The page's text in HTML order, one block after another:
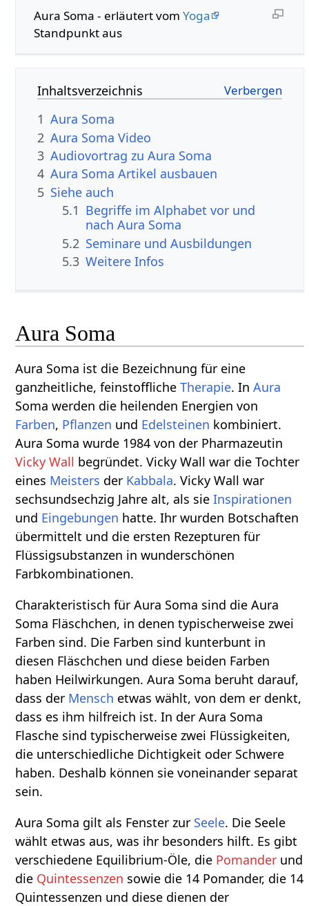
Aura Soma - erläutert vom Yoga
Standpunkt aus
Inhaltsverzeichnis
1 Aura Soma
2 Aura Soma Video
3 Audiovortrag zu Aura Soma
4 Aura Soma Artikel ausbauen
5 Siehe auch
5.1 Begriffe im Alphabet vor und
nach Aura Soma
5.2 Seminare und Ausbildungen
5.3 Weitere Infos
Aura Soma
Aura Soma ist die Bezeichnung für eine
ganzheitliche, feinstofflicheTherapie. InAura
Soma werden die heilenden Energien von
Farben, Pflanzen und Edelsteinen kombiniert.
Aura Soma wurde 1984 von der Pharmazeutin
Vicky Wall begründet. Vicky Wall war die Tochter
eines Meisters der Kabbala. Vicky Wall war
sechsundsechzig Jahre alt, als sieInspirationen
und Eingebungen hatte. Ihr wurden Botschaften
übermittelt und die ersten Rezepturen für
Flüssigsubstanzen in wunderschönen
Farbkombinationen.
Charakteristisch für Aura Soma sind die Aura
Soma Fläschchen, in denen typischerweise zwei
Farben sind. Die Farben sind kunterbunt in
diesen Fläschchen und diese beiden Farben
haben Heilwirkungen. Aura Soma beruht darauf,
dass der Mensch etwas wählt, von dem er denkt,
dass es ihm hilfreich ist. In der Aura Soma
Flasche sind typischerweise zwei Flüssigkeiten,
die unterschiedliche Dichtigkeit oder Schwere
haben. Deshalb können sie voneinander separat
sein.
Aura Soma gilt als Fenster zur Seele. Die Seele
wählt etwas aus, was ihr besonders hilft. Es gibt
verschiedene Equilibrium-Öle, die Pomander und
die Quintessenzen sowie die 14 Pomander, die 14
Quintessenzen und diese dienen der